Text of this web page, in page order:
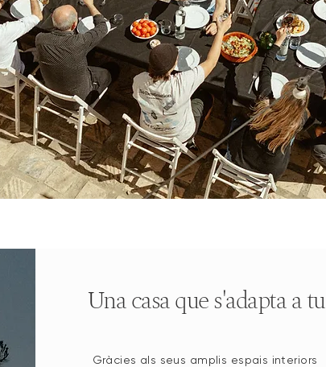
nosaltres
Una casa que s'adapta a tu
Gràcies als seus amplis espais interiors